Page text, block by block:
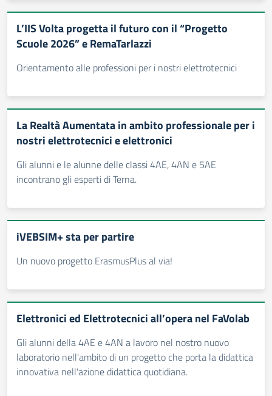
L’IIS Volta progetta il futuro con il “Progetto
Scuole 2026” e RemaTarlazzi
Orientamento alle professioni per i nostri elettrotecnici
La Realtà Aumentata in ambito professionale per i
nostri elettrotecnici e elettronici
Gli alunni e le alunne delle classi 4AE, 4AN e 5AE
incontrano gli esperti di Terna.
iVEBSIM+ sta per partire
Un nuovo progetto ErasmusPlus al via!
Elettronici ed Elettrotecnici all’opera nel FaVolab
Gli alunni della 4AE e 4AN a lavoro nel nostro nuovo
laboratorio nell'ambito di un progetto che porta la didattica
innovativa nell'azione didattica quotidiana.